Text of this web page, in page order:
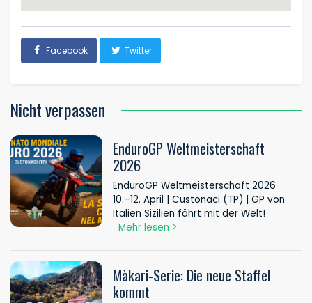
Facebook Twitter
Nicht verpassen
EnduroGP Weltmeisterschaft
2026
EnduroGP Weltmeisterschaft 2026
10.–12. April | Custonaci (TP) | GP von
Italien Sizilien fährt mit der Welt!
Mehr lesen >
Màkari-Serie: Die neue Staffel
kommt